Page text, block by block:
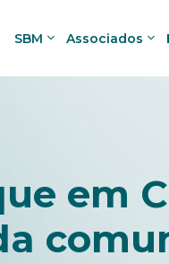
SBM Associados
em